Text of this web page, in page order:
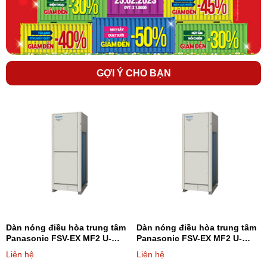
nhanh nhất.
Qúy khách có thể tham khảo thêm các dòng điều hòa trung
tâm được phân phối bởi Điện máy 247 trực tiếp
trên website:dienmayonline247.com-lapdieuhoa.vn
GỢI Ý CHO BẠN
Dàn nóng điều hòa trung tâm
Panasonic FSV-EX MF2 U-
8ME2H7 8HP - Loại 2 chiều
Liên hệ
Dàn nóng điều hòa trung tâm
Panasonic FSV-EX MF2 U-
10ME2H7 10HP - Loại 2 chiều
Liên hệ